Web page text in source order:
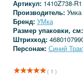
Артикул: 1410Z738-R1
Производитель: Умка
Бренд: УМка
Размер упаковки,
Штрихкод:
Персонаж: Синий
( 1 )